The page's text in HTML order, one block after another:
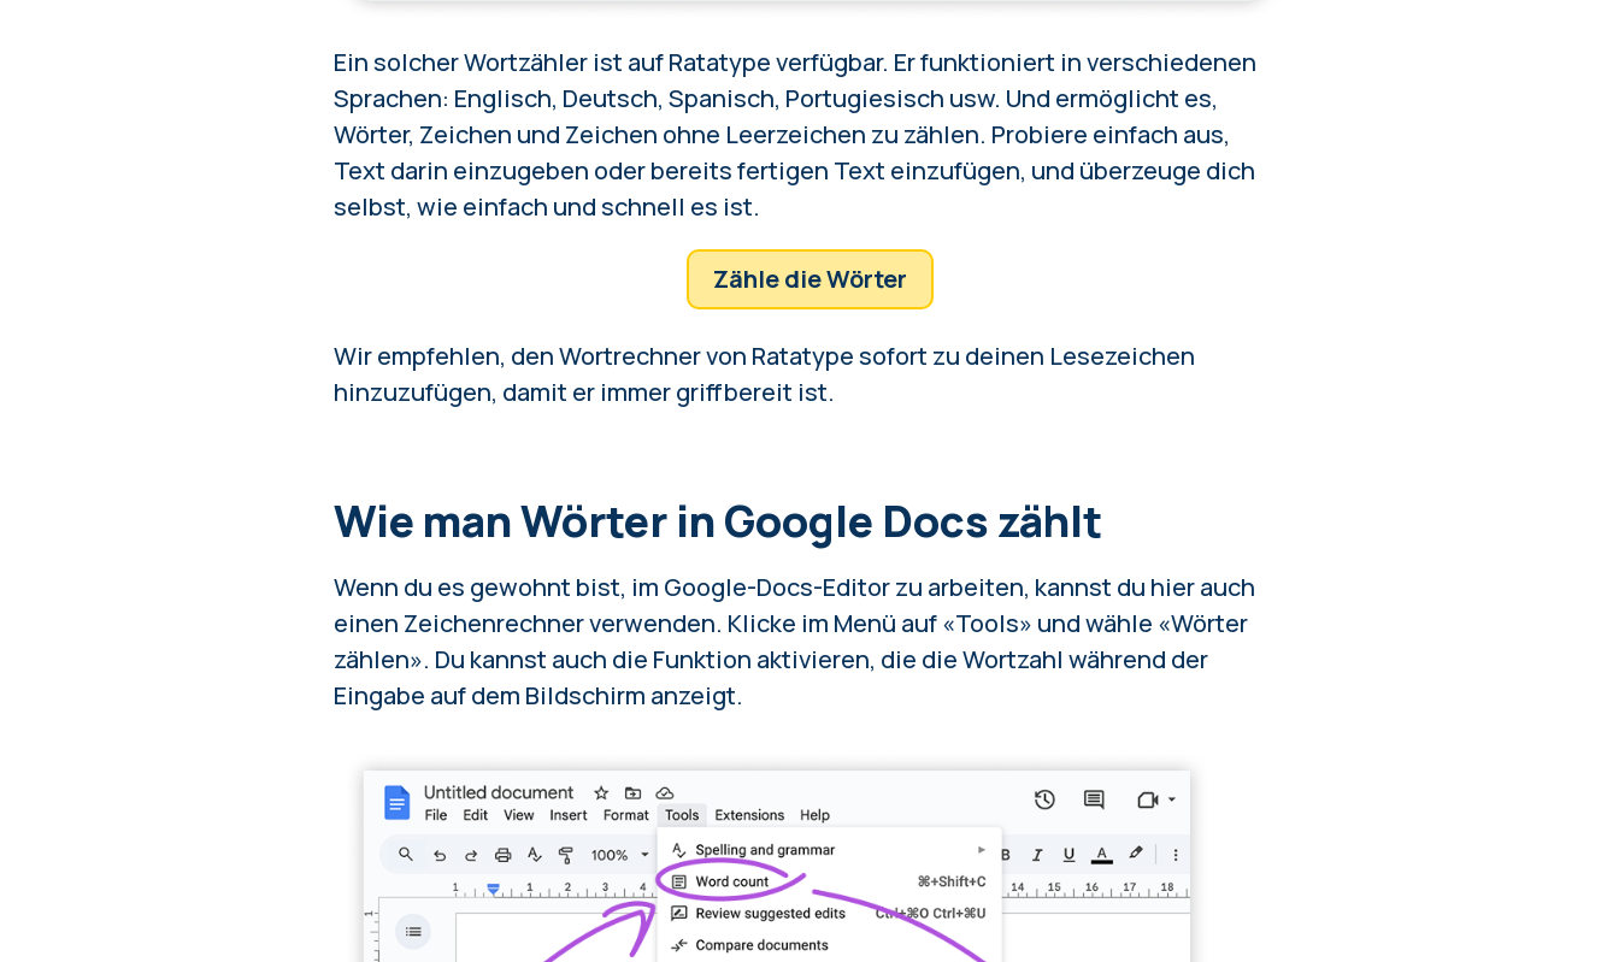
Ein solcher Wortzähler ist auf Ratatype verfügbar. Er funktioniert in verschiedenen
Sprachen: Englisch, Deutsch, Spanisch, Portugiesisch usw. Und ermöglicht es,
Wörter, Zeichen und Zeichen ohne Leerzeichen zu zählen. Probiere einfach aus,
Text darin einzugeben oder bereits fertigen Text einzufügen, und überzeuge dich
selbst, wie einfach und schnell es ist.
Zähle die Wörter
Wir empfehlen, den Wortrechner von Ratatype sofort zu deinen Lesezeichen
hinzuzufügen, damit er immer griffbereit ist.
Wie man Wörter in Google Docs zählt
Wenn du es gewohnt bist, im Google-Docs-Editor zu arbeiten, kannst du hier auch
einen Zeichenrechner verwenden. Klicke im Menü auf «Tools» und wähle «Wörter
zählen». Du kannst auch die Funktion aktivieren, die die Wortzahl während der
Eingabe auf dem Bildschirm anzeigt.